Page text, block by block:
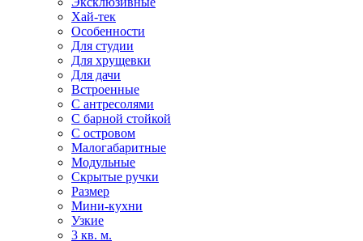
Хай-тек
Особенности
Для студии
Для хрущевки
Для дачи
Встроенные
С антресолями
С барной стойкой
С островом
Малогабаритные
Модульные
Скрытые ручки
Размер
Мини-кухни
Узкие
3 кв. м.